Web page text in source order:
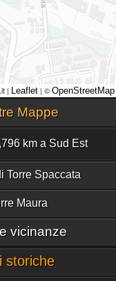
| Leaflet | © OpenStreetMap
Mappe
km a Sud Est
Torre Spaccata
Maura
vicinanze
storiche